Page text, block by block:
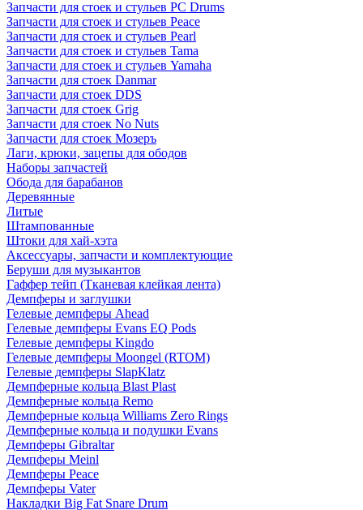
Запчасти для стоек и стульев PC Drums
Запчасти для стоек и стульев Peace
Запчасти для стоек и стульев Pearl
Запчасти для стоек и стульев Tama
Запчасти для стоек и стульев Yamaha
Запчасти для стоек Danmar
Запчасти для стоек DDS
Запчасти для стоек Grig
Запчасти для стоек No Nuts
Запчасти для стоек Мозеръ
Лаги, крюки, зацепы для ободов
Наборы запчастей
Обода для барабанов
Деревянные
Литые
Штампованные
Штоки для хай-хэта
Аксессуары, запчасти и комплектующие
Беруши для музыкантов
Гаффер тейп (Тканевая клейкая лента)
Демпферы и заглушки
Гелевые демпферы Ahead
Гелевые демпферы Evans EQ Pods
Гелевые демпферы Kingdo
Гелевые демпферы Moongel (RTOM)
Гелевые демпферы SlapKlatz
Демпферные кольца Blast Plast
Демпферные кольца Remo
Демпферные кольца Williams Zero Rings
Демпферные кольца и подушки Evans
Демпферы Gibraltar
Демпферы Meinl
Демпферы Peace
Демпферы Vater
Накладки Big Fat Snare Drum